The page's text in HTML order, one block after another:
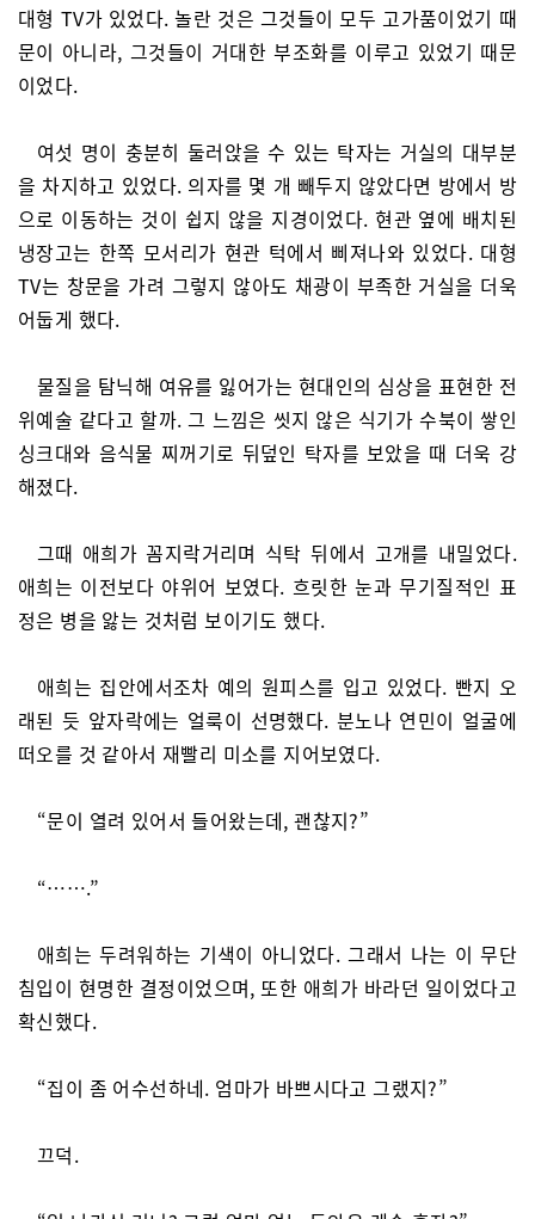
대형 TV가 있었다. 놀란 것은 그것들이 모두 고가품이었기 때
문이 아니라, 그것들이 거대한 부조화를 이루고 있었기 때문
이었다.
여섯 명이 충분히 둘러앉을 수 있는 탁자는 거실의 대부분
을 차지하고 있었다. 의자를 몇 개 빼두지 않았다면 방에서 방
으로 이동하는 것이 쉽지 않을 지경이었다. 현관 옆에 배치된
냉장고는 한쪽 모서리가 현관 턱에서 삐져나와 있었다. 대형
TV는 창문을 가려 그렇지 않아도 채광이 부족한 거실을 더욱
어둡게 했다.
물질을 탐닉해 여유를 잃어가는 현대인의 심상을 표현한 전
위예술 같다고 할까. 그 느낌은 씻지 않은 식기가 수북이 쌓인
싱크대와 음식물 찌꺼기로 뒤덮인 탁자를 보았을 때 더욱 강
해졌다.
그때 애희가 꼼지락거리며 식탁 뒤에서 고개를 내밀었다.
애희는 이전보다 야위어 보였다. 흐릿한 눈과 무기질적인 표
정은 병을 앓는 것처럼 보이기도 했다.
애희는 집안에서조차 예의 원피스를 입고 있었다. 빤지 오
래된 듯 앞자락에는 얼룩이 선명했다. 분노나 연민이 얼굴에
떠오를 것 같아서 재빨리 미소를 지어보였다.
“문이 열려 있어서 들어왔는데, 괜찮지?”
“…….”
애희는 두려워하는 기색이 아니었다. 그래서 나는 이 무단
침입이 현명한 결정이었으며, 또한 애희가 바라던 일이었다고
확신했다.
“집이 좀 어수선하네. 엄마가 바쁘시다고 그랬지?”
끄덕.